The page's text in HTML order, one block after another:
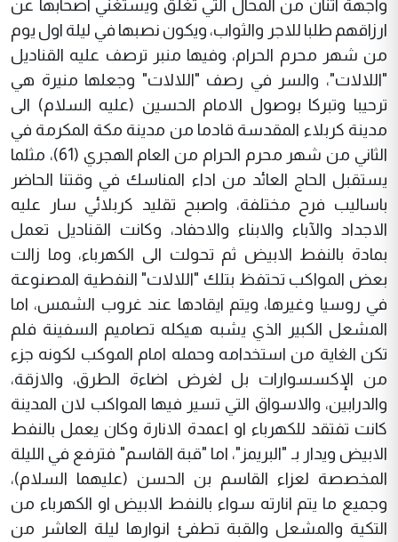
واجهة اثنان من المحال التي تغلق ويستغني اصحابها عن
ارزاقهم طلبا للاجر والثواب، ويكون نصبها في ليلة اول يوم
من شهر محرم الحرام، وفيها منبر ترصف عليه القناديل
"اللالات"، والسر في رصف "اللالات" وجعلها منيرة هي
ترحيبا وتبركا بوصول الامام الحسين (عليه السلام) الى
مدينة كربلاء المقدسة قادما من مدينة مكة المكرمة في
الثاني من شهر محرم الحرام من العام الهجري (61)، مثلما
يستقبل الحاج العائد من اداء المناسك في وقتنا الحاضر
باساليب فرح مختلفة، واصبح تقليد كربلائي سار عليه
الاجداد والآباء والابناء والاحفاد، وكانت القناديل تعمل
بمادة بالنفط الابيض ثم تحولت الى الكهرباء، وما زالت
بعض المواكب تحتفظ بتلك "اللالات" النفطية المصنوعة
في روسيا وغيرها، ويتم ايقادها عند غروب الشمس، اما
المشعل الكبير الذي يشبه هيكله تصاميم السفينة فلم
تكن الغاية من استخدامه وحمله امام الموكب لكونه جزء
من الإكسسوارات بل لغرض اضاءة الطرق، والازقة،
والدرابين، والاسواق التي تسير فيها المواكب لان المدينة
كانت تفتقد للكهرباء او اعمدة الانارة وكان يعمل بالنفط
الابيض ويدار بـ "البريمز"، اما "قبة القاسم" فترفع في الليلة
المخصصة لعزاء القاسم بن الحسن (عليهما السلام)،
وجميع ما يتم انارته سواء بالنفط الابيض او الكهرباء من
التكية والمشعل والقبة تطفئ انوارها ليلة العاشر من